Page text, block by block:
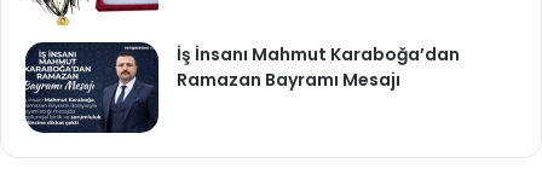
İş İnsanı Mahmut Karaboğa’dan
Ramazan Bayramı Mesajı